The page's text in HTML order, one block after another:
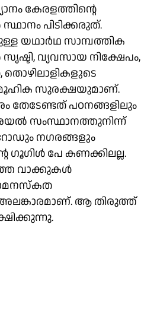
കേരളത്തിന്റെ
പിടിക്കരുത്.
യഥാർഥ സാമ്പത്തിക
വ്യവസായ നിക്ഷേപം,
സുരക്ഷയുമാണ്.
പഠനങ്ങളിലും
സംസ്ഥാനത്തുനിന്ന്
റോഡും നഗരങ്ങളും
ഗൂഗിൾ പേ കണക്കിലല്ല.
വാക്കുകൾ
അലങ്കാരമാണ്. ആ തിരുത്ത്